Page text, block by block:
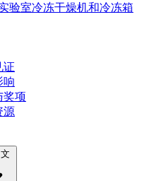
验室冷冻干燥机和冷冻箱
证
响
奖项
源